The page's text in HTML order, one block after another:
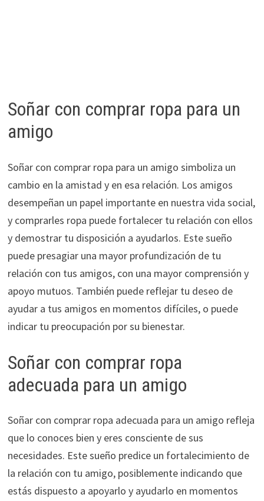
Soñar con comprar ropa para un
amigo
Soñar con comprar ropa para un amigo simboliza un
cambio en la amistad y en esa relación. Los amigos
desempeñan un papel importante en nuestra vida social,
y comprarles ropa puede fortalecer tu relación con ellos
y demostrar tu disposición a ayudarlos. Este sueño
puede presagiar una mayor profundización de tu
relación con tus amigos, con una mayor comprensión y
apoyo mutuos. También puede reflejar tu deseo de
ayudar a tus amigos en momentos difíciles, o puede
indicar tu preocupación por su bienestar.
Soñar con comprar ropa
adecuada para un amigo
Soñar con comprar ropa adecuada para un amigo refleja
que lo conoces bien y eres consciente de sus
necesidades. Este sueño predice un fortalecimiento de
la relación con tu amigo, posiblemente indicando que
estás dispuesto a apoyarlo y ayudarlo en momentos